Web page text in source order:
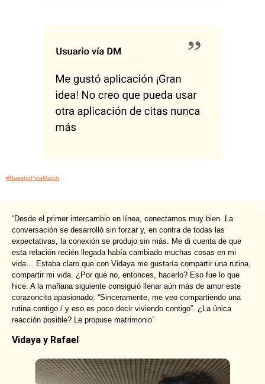
#NuestroFyraMatch
“Desde el primer intercambio en línea, conectamos muy bien. La
conversación se desarrolló sin forzar y, en contra de todas las
expectativas, la conexión se produjo sin más. Me di cuenta de que
esta relación recién llegada había cambiado muchas cosas en mi
vida… Estaba claro que con Vidaya me gustaría compartir una rutina,
compartir mi vida. ¿Por qué no, entonces, hacerlo? Eso fue lo que
hice. A la mañana siguiente consiguió llenar aún más de amor este
corazoncito apasionado: “Sinceramente, me veo compartiendo una
rutina contigo / y eso es poco decir viviendo contigo”. ¿La única
reacción posible? Le propuse matrimonio”
Vidaya y Rafael